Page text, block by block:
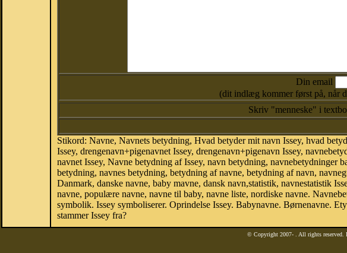
Din email
(dit indlæg kommer først på, når
Skriv "menneske" i
Stikord: Navne, Navnets betydning, Hvad betyder mit navn Issey, hvad
Issey, drengenavn+pigenavnet Issey, drengenavn+pigenavn Issey,
navnet Issey, Navne betydning af Issey, navn betydning, navnebetydninger
betydning, navnes betydning, betydning af navne, betydning af navn,
Danmark, danske navne, baby mavne, dansk navn,statistik, navnestatistik
navne, populære navne, navne til baby, navne liste, nordiske navne.
symbolik. Issey symboliserer. Oprindelse Issey. Babynavne. Børnenavne.
stammer Issey fra?
© Copyright 2007- . All rights